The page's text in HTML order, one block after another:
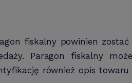
fiskalny powinien
Paragon fiskalny
również opis towaru